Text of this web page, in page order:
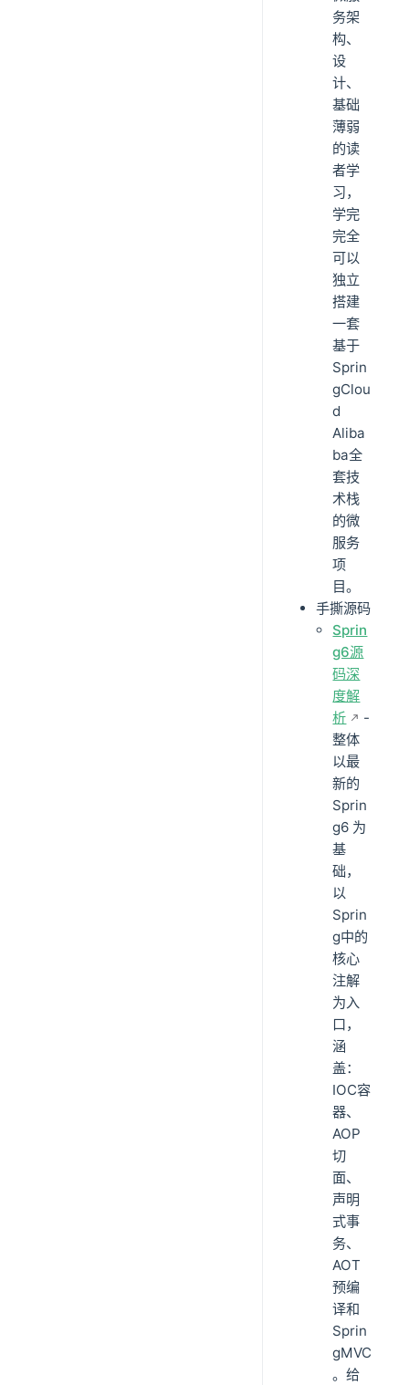
务架
构、
设
计、
基础
薄弱
的读
者学
习，
学完
完全
可以
独立
搭建
一套
基于
Sprin
gClou
d
Aliba
ba全
套技
术栈
的微
服务
项
目。
手撕源码
Sprin
g6源
码深
度解
析
-
整体
以最
新的
Sprin
g6 为
基
础，
以
Sprin
g中的
核心
注解
为入
口，
涵
盖：
IOC容
器、
AOP
切
面、
声明
式事
务、
AOT
预编
译和
Sprin
gMVC
。给